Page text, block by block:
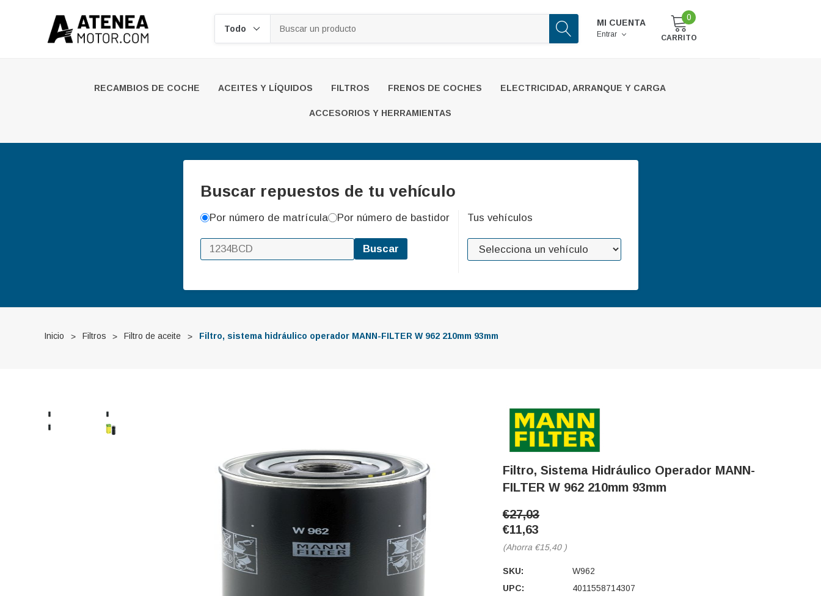
MI CUENTA
Entrar
0
CARRITO
RECAMBIOS DE COCHE ACEITES Y LÍQUIDOS FILTROS FRENOS DE COCHES ELECTRICIDAD, ARRANQUE Y CARGA
ACCESORIOS Y HERRAMIENTAS
Buscar repuestos de tu vehículo
Por número de matrícula Por número de bastidor
Buscar
Tus vehículos
Inicio Filtros Filtro de aceite Filtro, sistema hidráulico operador MANN-FILTER W 962 210mm 93mm
Filtro, Sistema Hidráulico Operador MANN-
FILTER W 962 210mm 93mm
€27,03
€11,63
(Ahorra €15,40 )
SKU:
W962
UPC:
4011558714307